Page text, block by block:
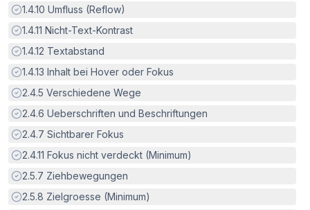
Erfüllt:
1.4.10 Umfluss (Reflow)
Erfüllt:
1.4.11 Nicht-Text-Kontrast
Erfüllt:
1.4.12 Textabstand
Erfüllt:
1.4.13 Inhalt bei Hover oder Fokus
Erfüllt:
2.4.5 Verschiedene Wege
Erfüllt:
2.4.6 Ueberschriften und Beschriftungen
Erfüllt:
2.4.7 Sichtbarer Fokus
Erfüllt:
2.4.11 Fokus nicht verdeckt (Minimum)
Erfüllt:
2.5.7 Ziehbewegungen
Erfüllt:
2.5.8 Zielgroesse (Minimum)